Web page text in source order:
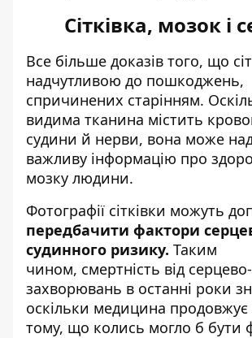
Сітківка, мозок і
Все більше доказів того, що
надчутливою до пошкоджень,
спричинених старінням.
видима тканина містить
судини й нерви, вона може
важливу інформацію про
мозку людини.
Фотографії сітківки можуть
передбачити фактори
судинного ризику. Таким
чином, смертність від
захворювань в останні роки
оскільки медицина продовжує
тому, що колись могло б бути